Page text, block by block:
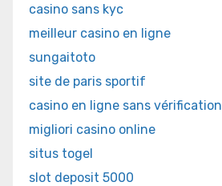
casino sans kyc
meilleur casino en ligne
sungaitoto
site de paris sportif
casino en ligne sans vérification
migliori casino online
situs togel
slot deposit 5000